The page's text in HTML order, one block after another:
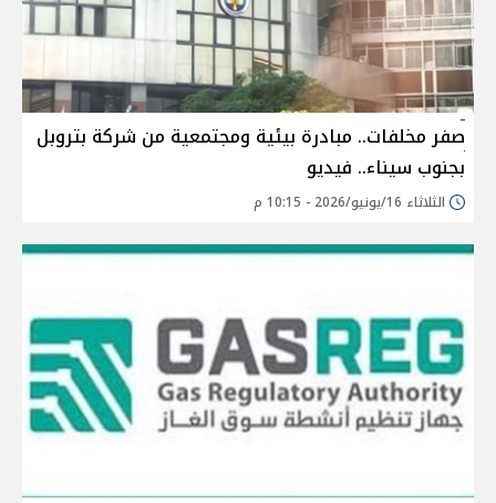
صفر مخلفات.. مبادرة بيئية ومجتمعية من شركة بتروبل
بجنوب سيناء.. فيديو
الثلاثاء 16/يونيو/2026 - 10:15 م